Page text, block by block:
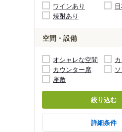
ワインあり
焼酎あり
空間・設備
オシャレな空間
カウンター席
座敷
絞り込む
詳細条件